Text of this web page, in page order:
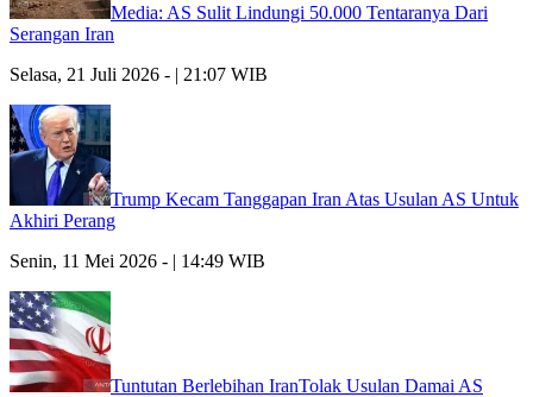
Media: AS Sulit Lindungi 50.000 Tentaranya Dari
Serangan Iran
Selasa, 21 Juli 2026 - | 21:07 WIB
Trump Kecam Tanggapan Iran Atas Usulan AS Untuk
Akhiri Perang
Senin, 11 Mei 2026 - | 14:49 WIB
Tuntutan Berlebihan IranTolak Usulan Damai AS